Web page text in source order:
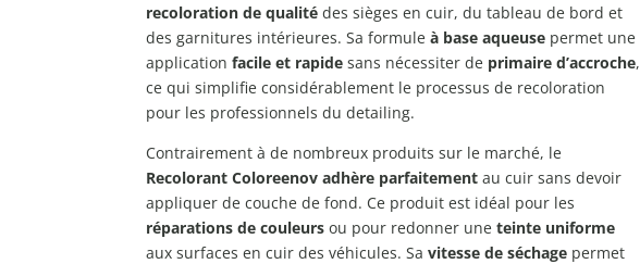
recoloration de qualité des sièges en cuir, du tableau de bord et
des garnitures intérieures. Sa formuleà base aqueuse permet une
applicationfacile et rapide sans nécessiter de primaire d’accroche,
ce qui simplifie considérablement le processus de recoloration
pour les professionnels du detailing.
Contrairement à de nombreux produits sur le marché, le
Recolorant Coloreenov adhère parfaitement au cuir sans devoir
appliquer de couche de fond. Ce produit est idéal pour les
réparations de couleurs ou pour redonner uneteinte uniforme
aux surfaces en cuir des véhicules. Savitesse de séchage permet